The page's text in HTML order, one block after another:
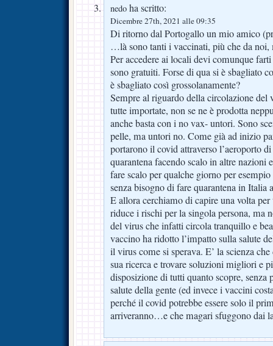
nedo ha scritto:
Dicembre 27th, 2021 alle 09:35
Di ritorno dal Portogallo un mio amico
…là sono tanti i vaccinati, più che da noi,
Per accedere ai locali devi comunque
sono gratuiti. Forse di qua si è sbagliato
è sbagliato così grossolanamente?
Sempre al riguardo della circolazione
tutte importate, non se ne è prodotta
anche basta con i no vax- untori. Sono
pelle, ma untori no. Come già ad inizio
portarono il covid attraverso l’aeroporto
quarantena facendo scalo in altre nazioni
fare scalo per qualche giorno per
senza bisogno di fare quarantena in Italia
E allora cerchiamo di capire una volta
riduce i rischi per la singola persona, ma
del virus che infatti circola tranquillo e
vaccino ha ridotto l’impatto sulla salute
il virus come si sperava. E’ la scienza
sua ricerca e trovare soluzioni migliori e
disposizione di tutti quanto scopre, senza
salute della gente (ed invece i vaccini
perché il covid potrebbe essere solo il
arriveranno…e che magari sfuggono dai